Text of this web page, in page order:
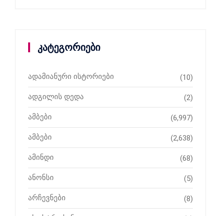
კატეგორიები
ადამიანური ისტორიები (10)
ადგილის დედა (2)
ამბები (6,997)
ამბები (2,638)
ამინდი (68)
ანონსი (5)
არჩევნები (8)